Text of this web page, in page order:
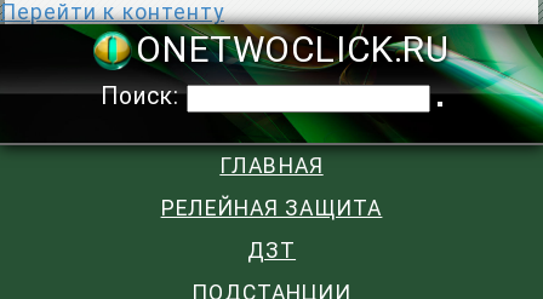
Перейти к контенту
Поиск:
ГЛАВНАЯ
РЕЛЕЙНАЯ ЗАЩИТА
ДЗТ
ПОДСТАНЦИИ